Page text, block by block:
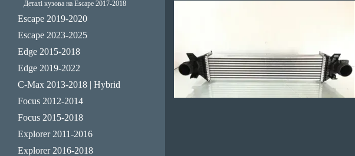
Деталі кузова на Escape 2017-2018
Escape 2019-2020
Escape 2023-2025
Edge 2015-2018
Edge 2019-2022
C-Max 2013-2018 | Hybrid
Focus 2012-2014
Focus 2015-2018
Explorer 2011-2016
Explorer 2016-2018